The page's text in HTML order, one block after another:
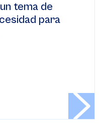
tema de
para